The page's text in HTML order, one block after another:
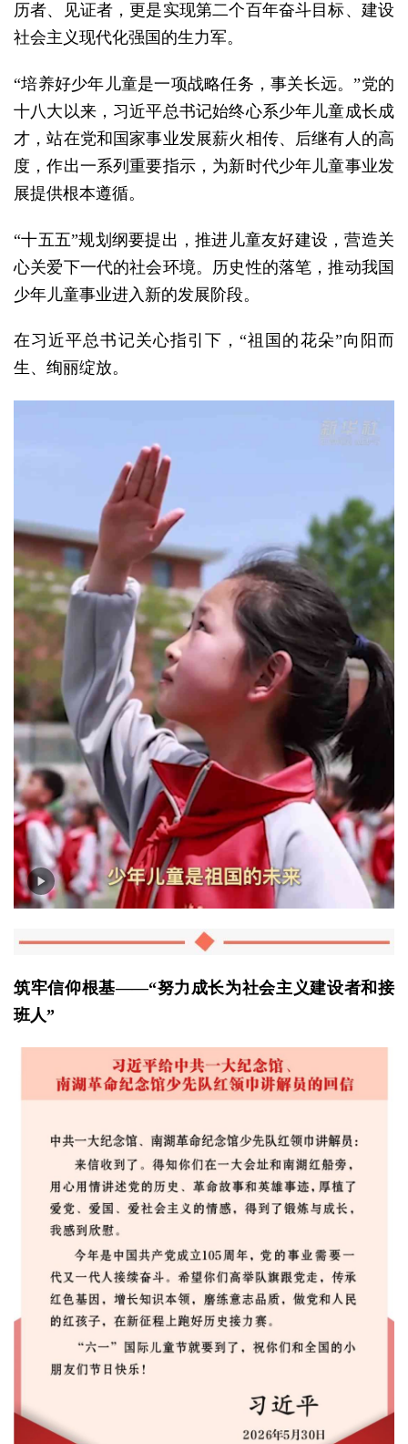
历者、见证者，更是实现第二个百年奋斗目标、建设
社会主义现代化强国的生力军。
“培养好少年儿童是一项战略任务，事关长远。”党的
十八大以来，习近平总书记始终心系少年儿童成长成
才，站在党和国家事业发展薪火相传、后继有人的高
度，作出一系列重要指示，为新时代少年儿童事业发
展提供根本遵循。
“十五五”规划纲要提出，推进儿童友好建设，营造关
心关爱下一代的社会环境。历史性的落笔，推动我国
少年儿童事业进入新的发展阶段。
在习近平总书记关心指引下，“祖国的花朵”向阳而
生、绚丽绽放。
筑牢信仰根基——“努力成长为社会主义建设者和接
班人”